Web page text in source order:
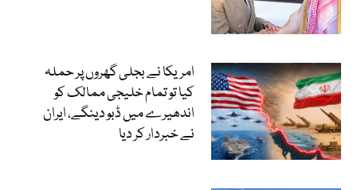
امریکا نے بجلی گھروں پر حملہ
کیا تو تمام خلیجی ممالک کو
اندھیرے میں ڈبو دینگے، ایران
نے خبردار کر دیا